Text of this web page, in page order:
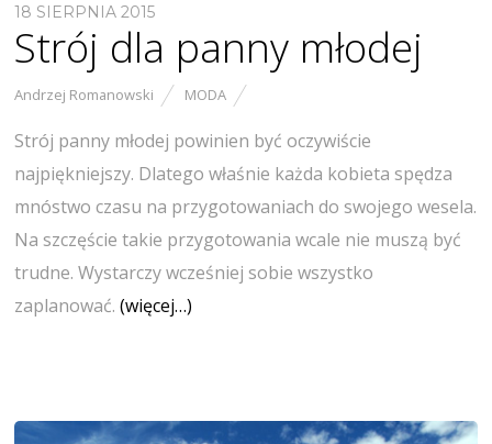
18 SIERPNIA 2015
Strój dla panny młodej
Andrzej Romanowski MODA
Strój panny młodej powinien być oczywiście
najpiękniejszy. Dlatego właśnie każda kobieta spędza
mnóstwo czasu na przygotowaniach do swojego wesela.
Na szczęście takie przygotowania wcale nie muszą być
trudne. Wystarczy wcześniej sobie wszystko
zaplanować.(więcej…)